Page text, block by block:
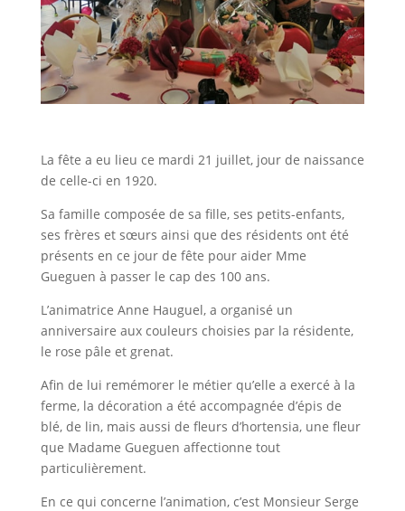
La fête a eu lieu ce mardi 21 juillet, jour de naissance
de celle-ci en 1920.
Sa famille composée de sa fille, ses petits-enfants,
ses frères et sœurs ainsi que des résidents ont été
présents en ce jour de fête pour aider Mme
Gueguen à passer le cap des 100 ans.
L’animatrice Anne Hauguel, a organisé un
anniversaire aux couleurs choisies par la résidente,
le rose pâle et grenat.
Afin de lui remémorer le métier qu’elle a exercé à la
ferme, la décoration a été accompagnée d’épis de
blé, de lin, mais aussi de fleurs d’hortensia, une fleur
que Madame Gueguen affectionne tout
particulièrement.
En ce qui concerne l’animation, c’est Monsieur Serge